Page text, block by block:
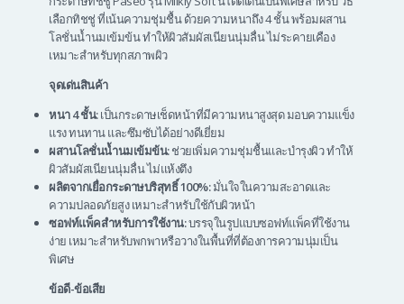
เลือกทิชชู่ ที่เน้นความชุ่มชื้น ด้วยความหนาถึง 4 ชั้น พร้อมผสาน
โลชั่นน้ำนมเข้มข้น ทำให้ผิวสัมผัสเนียนนุ่มลื่น ไม่ระคายเคือง
เหมาะสำหรับทุกสภาพผิว
จุดเด่นสินค้า
หนา 4 ชั้น:เป็นกระดาษเช็ดหน้าที่มีความหนาสูงสุด มอบความแข็ง
แรง ทนทาน และซึมซับได้อย่างดีเยี่ยม
ผสานโลชั่นน้ำนมเข้มข้น:ช่วยเพิ่มความชุ่มชื้นและบำรุงผิว ทำให้
ผิวสัมผัสเนียนนุ่มลื่น ไม่แห้งตึง
ผลิตจากเยื่อกระดาษบริสุทธิ์ 100%:มั่นใจในความสะอาดและ
ความปลอดภัยสูง เหมาะสำหรับใช้กับผิวหน้า
ซอฟท์แพ็คสำหรับการใช้งาน:บรรจุในรูปแบบซอฟท์แพ็คที่ใช้งาน
ง่าย เหมาะสำหรับพกพาหรือวางในพื้นที่ที่ต้องการความนุ่มเป็น
พิเศษ
ข้อดี-ข้อเสีย